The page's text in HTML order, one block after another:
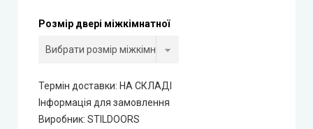
Free Style doors (Фрі Стайл під фарбування)
Розмір двері міжкімнатної
Термін доставки: НА СКЛАДІ
Інформація для замовлення
Виробник: STILDOORS